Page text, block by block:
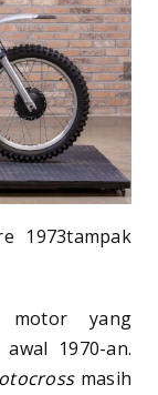
1973tampak
motor yang
1970-an.
masih